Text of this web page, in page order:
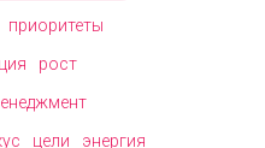
приоритеты
рост
цели энергия